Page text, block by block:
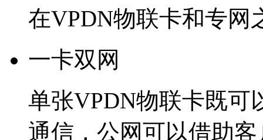
在VPDN物联卡和专网
一卡双网
单张VPDN物联卡既可
通信，公网可以借助